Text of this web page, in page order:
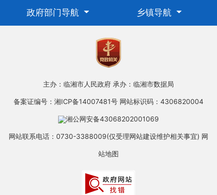
政府部门导航
乡镇导航
主办：临湘市人民政府 承办：临湘市数据局
备案证编号：湘ICP备14007481号 网站标识码：4306820004
湘公网安备43068202001069
网站联系电话：0730-3388009(仅受理网站建设维护相关事宜) 网
站地图